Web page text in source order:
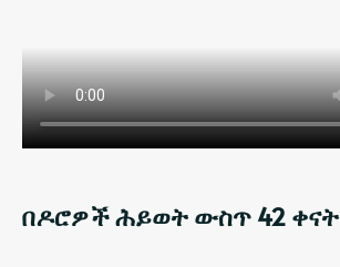
በዶሮዎች ሕይወት ውስጥ 42 ቀናት